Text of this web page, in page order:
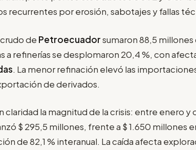
recurrentes por erosión, sabotajes y fallas
de Petroecuadorsumaron 88,5
a refinerías se desplomaron 20,4 %, con
. La menor refinación elevó las
de derivados.
claridad la magnitud de la crisis: entre enero y
$ 295,5 millones, frente a $ 1.650 millones
de 82,1 % interanual. La caída afecta